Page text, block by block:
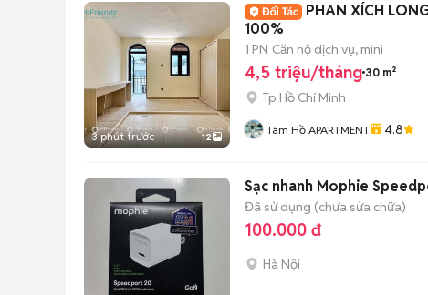
3 phút trước 12
PHAN XÍCH
100%
1 PN Căn hộ dịch vụ, mini
4,5 triệu/tháng 30 m²
Tp Hồ Chí Minh
Tâm Hồ APARTMENT 4.8
Sạc nhanh Mophie
Đã sử dụng (chưa sửa chữa)
100.000 đ
Hà Nội